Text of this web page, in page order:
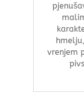
vrenjem